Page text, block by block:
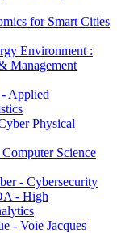
for Smart Cities
Environment :
Management
Applied
Physical
Science
- Cybersecurity
- High
- Voie Jacques